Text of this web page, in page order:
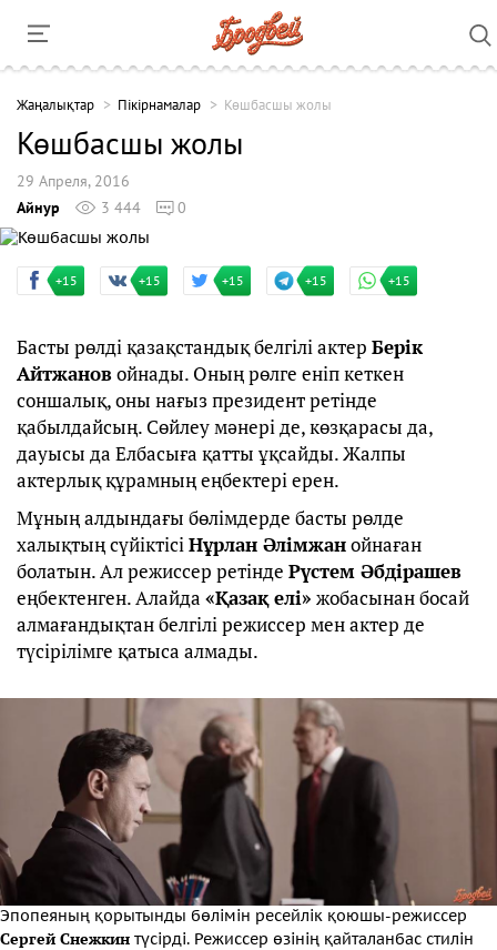
Жаңалықтар Пікірнамалар Көшбасшы жолы
Көшбасшы жолы
29 Апреля, 2016
Айнур
3 444 0
+15 +15 +15 +15 +15
Басты рөлді қазақстандық белгілі актер Берік
Айтжановойнады. Оның рөлге еніп кеткен
соншалық, оны нағыз президент ретінде
қабылдайсың. Сөйлеу мәнері де, көзқарасы да,
дауысы да Елбасыға қатты ұқсайды. Жалпы
актерлық құрамның еңбектері ерен.
Мұның алдындағы бөлімдерде басты рөлде
халықтың сүйіктісіНұрлан Әлімжанойнаған
болатын. Ал режиссер ретінде Рүстем Әбдірашев
еңбектенген. Алайда «Қазақ елі» жобасынан босай
алмағандықтан белгілі режиссер мен актер де
түсірілімге қатыса алмады.
Эпопеяның қорытынды бөлімін ресейлік қоюшы-режиссер
Сергей Снежкин түсірді. Режиссер өзінің қайталанбас стилін